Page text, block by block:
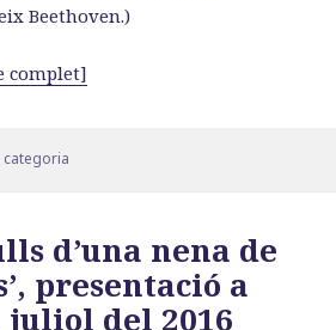
Beethoven.)
complet]
categoria
d’una nena de
presentació a
del 2016